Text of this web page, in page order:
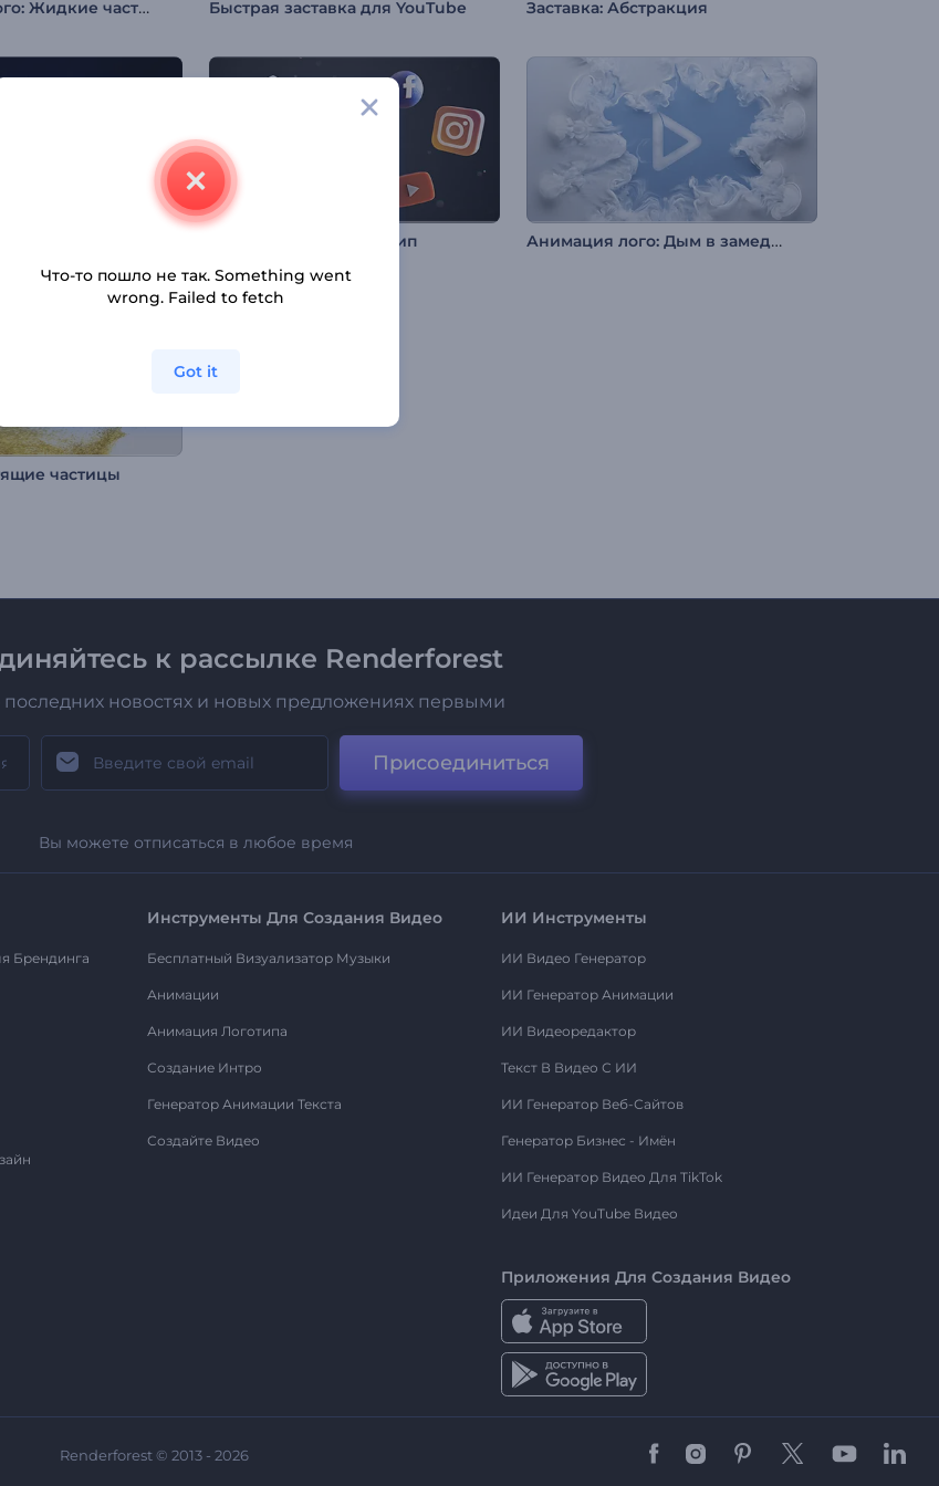
Анимация лого: Жидкие частицы Быстрая заставка для YouTube Заставка: Абстракция
Разбивающийся логотип Анимация лого: Дым в замедленной съемке
частицы
к рассылке Renderforest
последних новостях и новых предложениях первыми
Присоединиться
Вы можете отписаться в любое время
Брендинга
Инструменты Для Создания Видео
Бесплатный Визуализатор Музыки
Анимации
Анимация Логотипа
Создание Интро
Генератор Анимации Текста
Создайте Видео
ИИ Инструменты
ИИ Видео Генератор
ИИ Генератор Анимации
ИИ Видеоредактор
Текст В Видео С ИИ
ИИ Генератор Веб-Сайтов
Генератор Бизнес - Имён
ИИ Генератор Видео Для TikTok
Идеи Для YouTube Видео
Приложения Для Создания Видео
Renderforest © 2013 - 2026
Что-то пошло не так. Something went
wrong. Failed to fetch
Got it